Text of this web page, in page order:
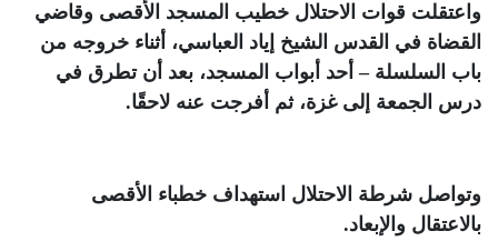
واعتقلت قوات الاحتلال خطيب المسجد الأقصى وقاضي
القضاة في القدس الشيخ إياد العباسي، أثناء خروجه من
باب السلسلة – أحد أبواب المسجد، بعد أن تطرق في
درس الجمعة إلى غزة، ثم أفرجت عنه لاحقًا.
وتواصل شرطة الاحتلال استهداف خطباء الأقصى
بالاعتقال والإبعاد.